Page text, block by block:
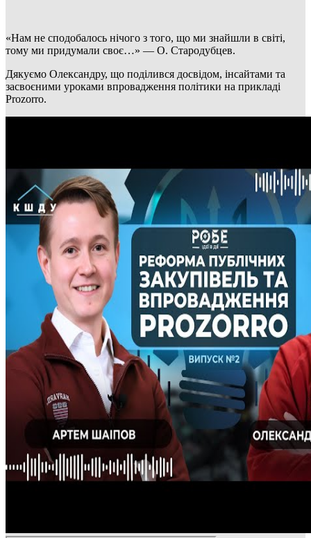
«Нам не сподобалось нічого з того, що ми знайшли в світі,
тому ми придумали своє…» — О. Стародубцев.
Дякуємо Олександру, що поділився досвідом, інсайтами та
засвоєними уроками впровадження політики на прикладі
Prozorro.